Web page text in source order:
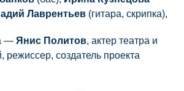
Лаврентьев (гитара, скрипка),
— Янис Политов, актер театра и
режиссер, создатель проекта